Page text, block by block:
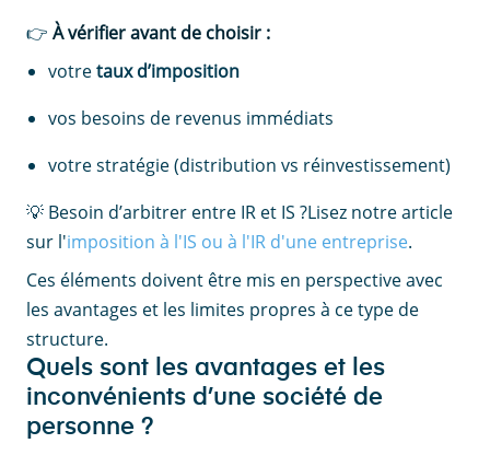
👉 À vérifier avant de choisir :
votretaux d’imposition
vos besoins de revenus immédiats
votre stratégie (distribution vs réinvestissement)
💡 Besoin d’arbitrer entre IR et IS ?Lisez notre article
sur l'imposition à l'IS ou à l'IR d'une entreprise.
Ces éléments doivent être mis en perspective avec
les avantages et les limites propres à ce type de
structure.
Quels sont les avantages et les
inconvénients d’une société de
personne ?